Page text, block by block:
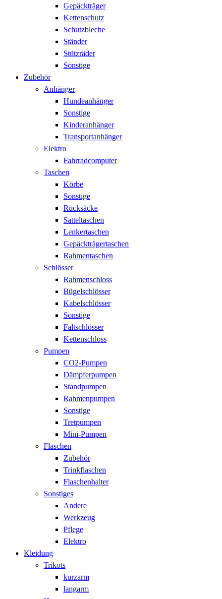
Gepäckträger
Kettenschutz
Schutzbleche
Ständer
Stützräder
Sonstige
Zubehör
Anhänger
Hundeanhänger
Sonstige
Kinderanhänger
Transportanhänger
Elektro
Fahrradcomputer
Taschen
Körbe
Sonstige
Rucksäcke
Satteltaschen
Lenkertaschen
Gepäckträgertaschen
Rahmentaschen
Schlösser
Rahmenschloss
Bügelschlösser
Kabelschlösser
Sonstige
Faltschlösser
Kettenschloss
Pumpen
CO2-Pumpen
Dämpferpumpen
Standpumpen
Rahmenpumpen
Sonstige
Tretpumpen
Mini-Pumpen
Flaschen
Zubehör
Trinkflaschen
Flaschenhalter
Sonstiges
Andere
Werkzeug
Pflege
Elektro
Kleidung
Trikots
kurzarm
langarm